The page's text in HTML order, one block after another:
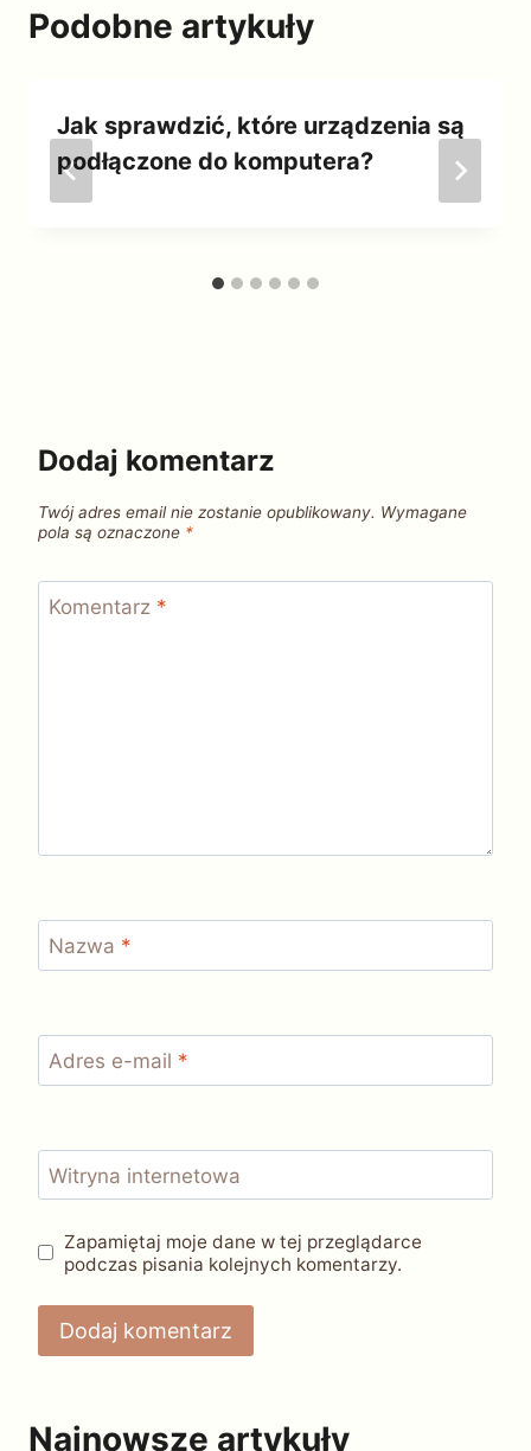
Podobne artykuły
Jak sprawdzić, które urządzenia są
podłączone do komputera?
Dodaj komentarz
Twój adres email nie zostanie opublikowany. Wymagane
pola są oznaczone *
Komentarz *
Nazwa *
Adres e-mail *
Witryna internetowa
Zapamiętaj moje dane w tej przeglądarce
podczas pisania kolejnych komentarzy.
Najnowsze artykuły